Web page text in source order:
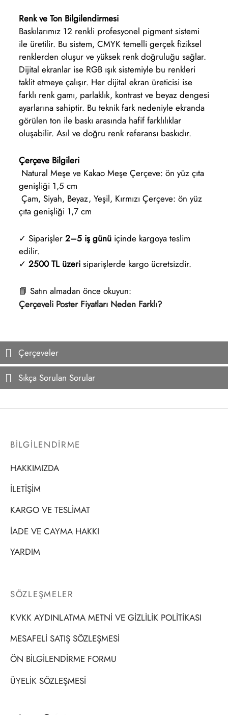
Renk ve Ton Bilgilendirmesi
Baskılarımız 12 renkli profesyonel pigment sistemi
ile üretilir. Bu sistem, CMYK temelli gerçek fiziksel
renklerden oluşur ve yüksek renk doğruluğu sağlar.
Dijital ekranlar ise RGB ışık sistemiyle bu renkleri
taklit etmeye çalışır. Her dijital ekran üreticisi ise
farklı renk gamı, parlaklık, kontrast ve beyaz dengesi
ayarlarına sahiptir. Bu teknik fark nedeniyle ekranda
görülen ton ile baskı arasında hafif farklılıklar
oluşabilir. Asıl ve doğru renk referansı baskıdır.
Çerçeve Bilgileri
Natural Meşe ve Kakao Meşe Çerçeve: ön yüz çıta
genişliği 1,5 cm
Çam, Siyah, Beyaz, Yeşil, Kırmızı Çerçeve: ön yüz
çıta genişliği 1,7 cm
✓ Siparişler 2–5 iş günü içinde kargoya teslim
edilir.
✓ 2500 TL üzeri siparişlerde kargo ücretsizdir.
📘 Satın almadan önce okuyun:
Çerçeveli Poster Fiyatları Neden Farklı?
Çerçeveler
Sıkça Sorulan Sorular
BİLGİLENDİRME
HAKKIMIZDA
İLETİŞİM
KARGO VE TESLİMAT
İADE VE CAYMA HAKKI
YARDIM
SÖZLEŞMELER
KVKK AYDINLATMA METNİ VE GİZLİLİK POLİTİKASI
MESAFELİ SATIŞ SÖZLEŞMESİ
ÖN BİLGİLENDİRME FORMU
ÜYELİK SÖZLEŞMESİ